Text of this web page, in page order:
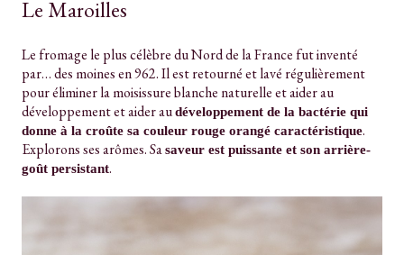
Le Maroilles
Le fromage le plus célèbre du Nord de la France fut inventé
par… des moines en 962. Il est retourné et lavé régulièrement
pour éliminer la moisissure blanche naturelle et aider au
développement et aider audéveloppement de la bactérie qui
donne à la croûte sa couleur rouge orangé caractéristique.
Explorons ses arômes. Sasaveur est puissante et son arrière-
goût persistant.